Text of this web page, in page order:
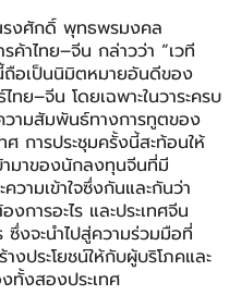
งศักดิ์ พุทธพรมงคล
รค้าไทย–จีน กล่าวว่า “เวที
อเป็นนิมิตหมายอันดีของ
ทย–จีน โดยเฉพาะในวาระครบ
ามสัมพันธ์ทางการทูตของ
ศ การประชุมครั้งนี้สะท้อนให้
ามาของนักลงทุนจีนที่มี
ามเข้าใจซึ่งกันและกันว่า
งการอะไร และประเทศจีน
ซึ่งจะนำไปสู่ความร่วมมือที่
งประโยชน์ให้กับผู้บริโภคและ
ทั้งสองประเทศ